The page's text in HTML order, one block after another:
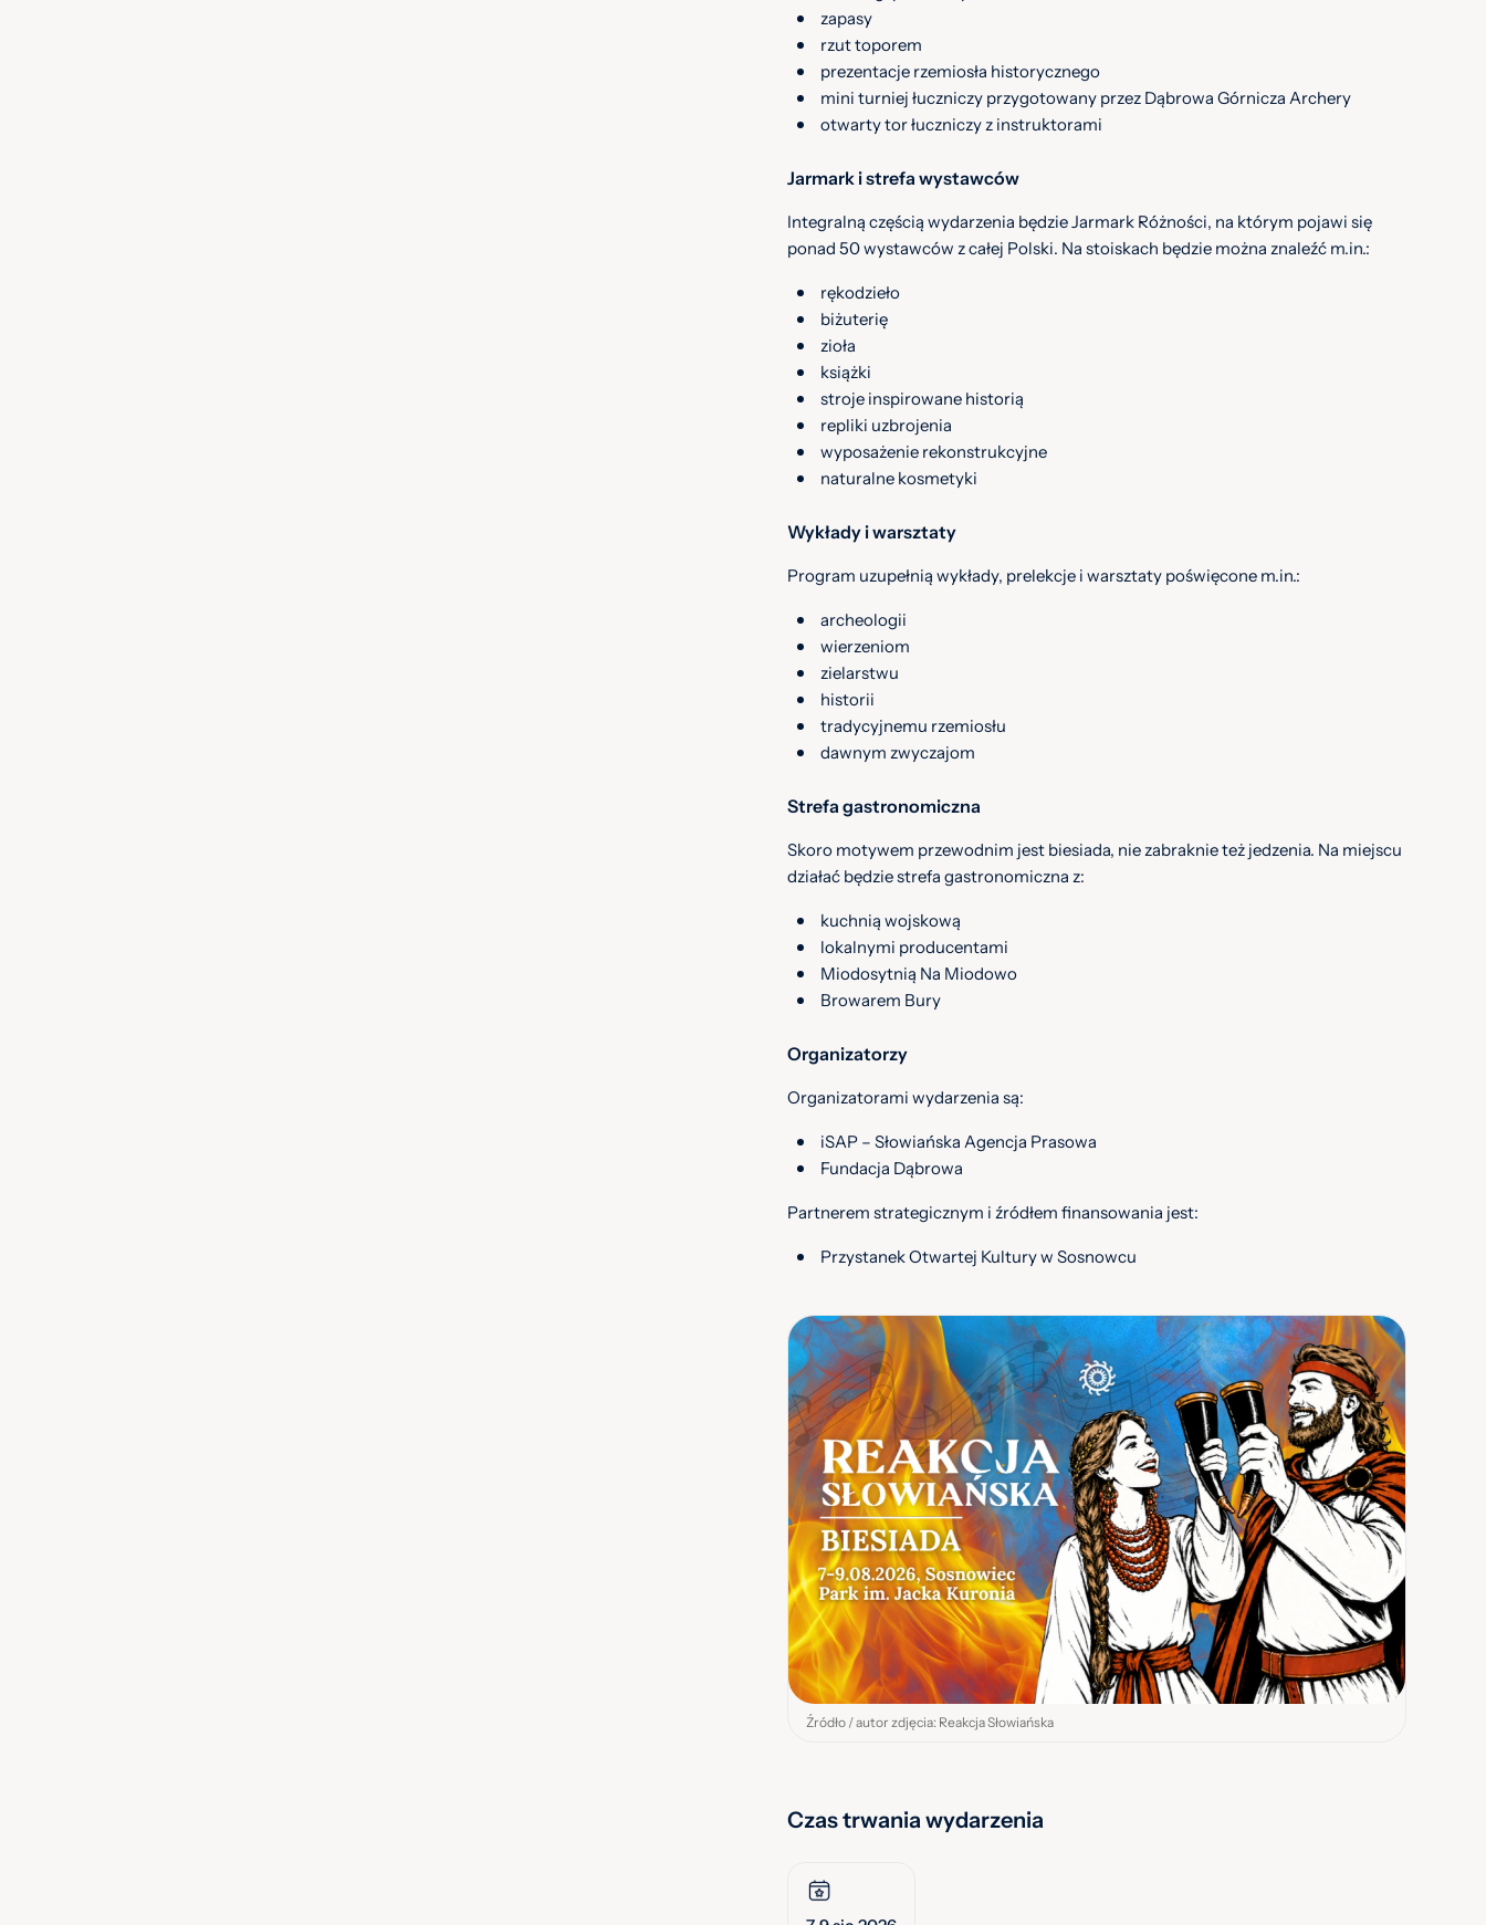
zapasy
rzut toporem
prezentacje rzemiosła historycznego
mini turniej łuczniczy przygotowany przez Dąbrowa Górnicza Archery
otwarty tor łuczniczy z instruktorami
Jarmark i strefa wystawców
Integralną częścią wydarzenia będzie Jarmark Różności, na którym pojawi się
ponad 50 wystawców z całej Polski. Na stoiskach będzie można znaleźć m.in.:
rękodzieło
biżuterię
zioła
książki
stroje inspirowane historią
repliki uzbrojenia
wyposażenie rekonstrukcyjne
naturalne kosmetyki
Wykłady i warsztaty
Program uzupełnią wykłady, prelekcje i warsztaty poświęcone m.in.:
archeologii
wierzeniom
zielarstwu
historii
tradycyjnemu rzemiosłu
dawnym zwyczajom
Strefa gastronomiczna
Skoro motywem przewodnim jest biesiada, nie zabraknie też jedzenia. Na miejscu
działać będzie strefa gastronomiczna z:
kuchnią wojskową
lokalnymi producentami
Miodosytnią Na Miodowo
Browarem Bury
Organizatorzy
Organizatorami wydarzenia są:
iSAP – Słowiańska Agencja Prasowa
Fundacja Dąbrowa
Partnerem strategicznym i źródłem finansowania jest:
Przystanek Otwartej Kultury w Sosnowcu
Źródło / autor zdjęcia: Reakcja Słowiańska
Czas trwania wydarzenia